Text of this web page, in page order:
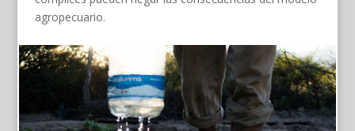
agropecuario.